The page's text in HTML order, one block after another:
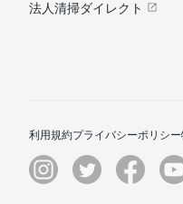
法人清掃ダイレクト
利用規約プライバシーポリシー